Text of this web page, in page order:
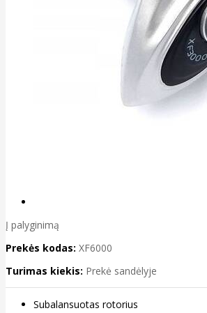
Į palyginimą
Prekės kodas: XF6000
Turimas kiekis: Prekė sandėlyje
Subalansuotas rotorius